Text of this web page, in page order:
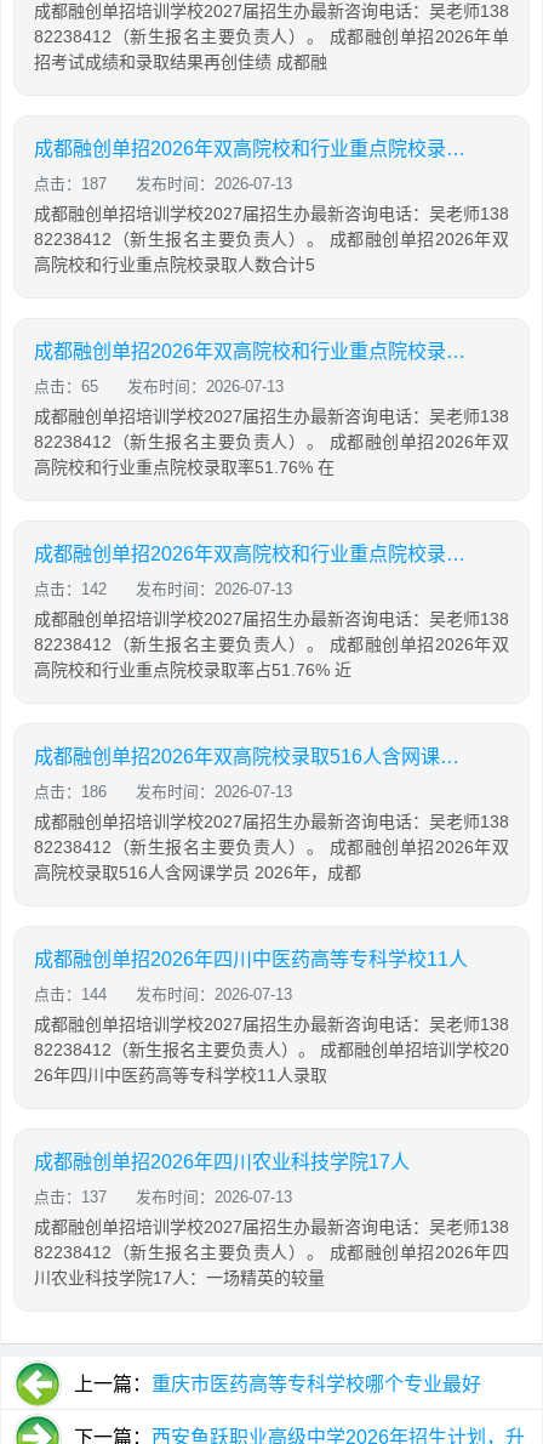
成都融创单招培训学校2027届招生办最新咨询电话：吴老师138
82238412（新生报名主要负责人）。 成都融创单招2026年单
招考试成绩和录取结果再创佳绩 成都融
成都融创单招2026年双高院校和行业重点院校录取人数合计516人含网课学员
点击：187 发布时间：2026-07-13
成都融创单招培训学校2027届招生办最新咨询电话：吴老师138
82238412（新生报名主要负责人）。 成都融创单招2026年双
高院校和行业重点院校录取人数合计5
成都融创单招2026年双高院校和行业重点院校录取率51.76%
点击：65 发布时间：2026-07-13
成都融创单招培训学校2027届招生办最新咨询电话：吴老师138
82238412（新生报名主要负责人）。 成都融创单招2026年双
高院校和行业重点院校录取率51.76% 在
成都融创单招2026年双高院校和行业重点院校录取率占51.76%
点击：142 发布时间：2026-07-13
成都融创单招培训学校2027届招生办最新咨询电话：吴老师138
82238412（新生报名主要负责人）。 成都融创单招2026年双
高院校和行业重点院校录取率占51.76% 近
成都融创单招2026年双高院校录取516人含网课学员
点击：186 发布时间：2026-07-13
成都融创单招培训学校2027届招生办最新咨询电话：吴老师138
82238412（新生报名主要负责人）。 成都融创单招2026年双
高院校录取516人含网课学员 2026年，成都
成都融创单招2026年四川中医药高等专科学校11人
点击：144 发布时间：2026-07-13
成都融创单招培训学校2027届招生办最新咨询电话：吴老师138
82238412（新生报名主要负责人）。 成都融创单招培训学校20
26年四川中医药高等专科学校11人录取
成都融创单招2026年四川农业科技学院17人
点击：137 发布时间：2026-07-13
成都融创单招培训学校2027届招生办最新咨询电话：吴老师138
82238412（新生报名主要负责人）。 成都融创单招2026年四
川农业科技学院17人：一场精英的较量
上一篇： 重庆市医药高等专科学校哪个专业最好
【全】 下一篇： 西安鱼跃职业高级中学2026年招生计划，升